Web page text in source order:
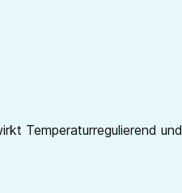
Temperaturregulierend und